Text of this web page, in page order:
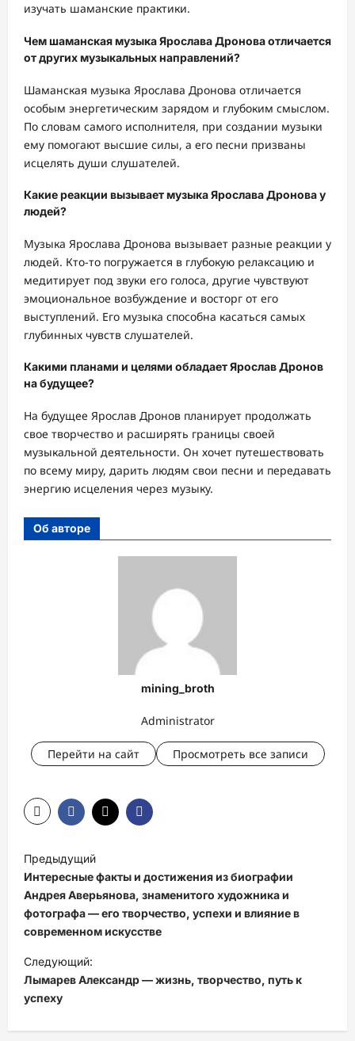
изучать шаманские практики.
Чем шаманская музыка Ярослава Дронова отличается
от других музыкальных направлений?
Шаманская музыка Ярослава Дронова отличается
особым энергетическим зарядом и глубоким смыслом.
По словам самого исполнителя, при создании музыки
ему помогают высшие силы, а его песни призваны
исцелять души слушателей.
Какие реакции вызывает музыка Ярослава Дронова у
людей?
Музыка Ярослава Дронова вызывает разные реакции у
людей. Кто-то погружается в глубокую релаксацию и
медитирует под звуки его голоса, другие чувствуют
эмоциональное возбуждение и восторг от его
выступлений. Его музыка способна касаться самых
глубинных чувств слушателей.
Какими планами и целями обладает Ярослав Дронов
на будущее?
На будущее Ярослав Дронов планирует продолжать
свое творчество и расширять границы своей
музыкальной деятельности. Он хочет путешествовать
по всему миру, дарить людям свои песни и передавать
энергию исцеления через музыку.
Об авторе
mining_broth
Administrator
Перейти на сайт Просмотреть все записи
а
в
и
а
ц
Предыдущий
Интересные факты и достижения из биографии
Андрея Аверьянова, знаменитого художника и
фотографа — его творчество, успехи и влияние в
современном искусстве
Следующий:
Лымарев Александр — жизнь, творчество, путь к
успеху